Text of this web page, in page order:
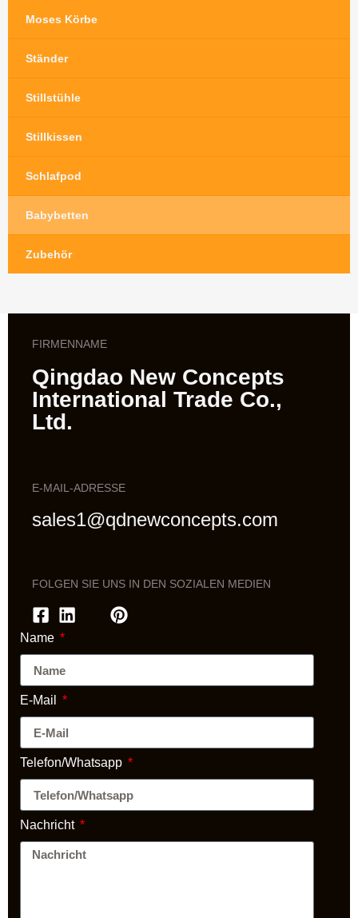
Moses Körbe
Ständer
Stillstühle
Stillkissen
Schlafpod
Babybetten
Zubehör
FIRMENNAME
Qingdao New Concepts
International Trade Co.,
Ltd.
E-MAIL-ADRESSE
sales1@qdnewconcepts.com
FOLGEN SIE UNS IN DEN SOZIALEN MEDIEN
Name
E-Mail
Telefon/Whatsapp
Nachricht